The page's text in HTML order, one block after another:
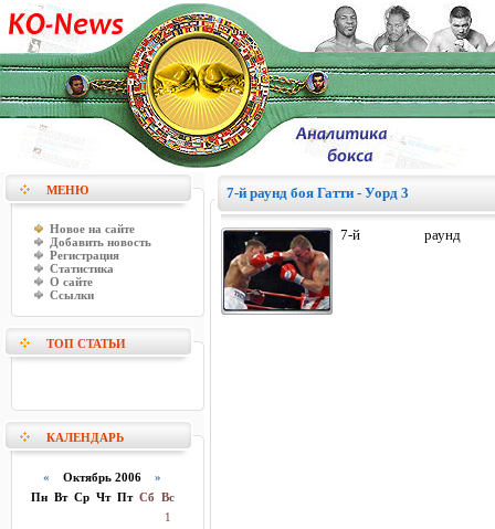
МЕНЮ
Новое на сайте
Добавить новость
Регистрация
Статистика
О сайте
Ссылки
ТОП СТАТЬИ
КАЛЕНДАРЬ
« Октябрь 2006»
Пн Вт Ср Чт Пт Сб Вс
1
7-й раунд боя Гатти - Уорд 3
7-й